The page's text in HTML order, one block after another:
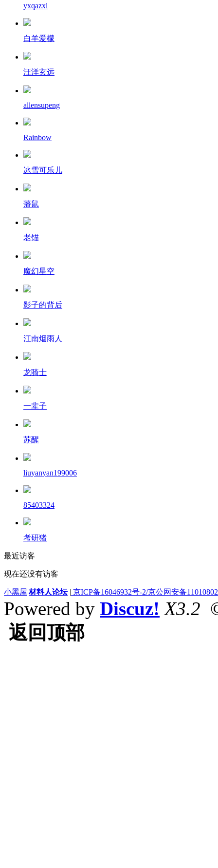
yxqazxl
白羊爱檬
汪洋玄远
allensupeng
Rainbow
冰雪可乐儿
藩鼠
老锚
魔幻星空
影子的背后
江南烟雨人
龙骑士
一辈子
苏醒
liuyanyan199006
85403324
考研猪
最近访客
现在还没有访客
小黑屋|材料人论坛 | 京ICP备16046932号-2/京公网安备
Powered by Discuz! X3.2
返回顶部